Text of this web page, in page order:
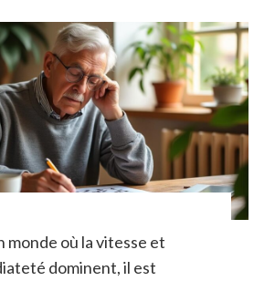
monde où la vitesse et
dominent, il est